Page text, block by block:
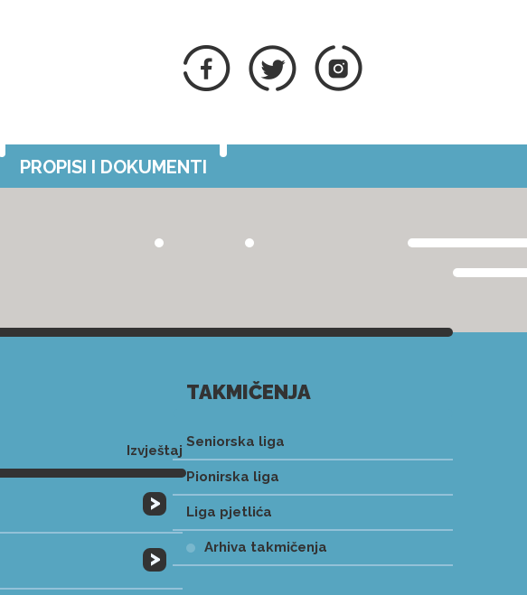
PROPISI I DOKUMENTI
Izvještaj
>
>
TAKMIČENJA
Seniorska liga
Pionirska liga
Liga pjetlića
Arhiva takmičenja